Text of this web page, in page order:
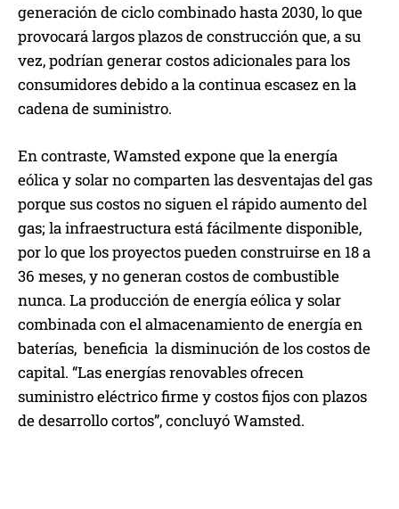
generación de ciclo combinado hasta 2030, lo que
provocará largos plazos de construcción que, a su
vez, podrían generar costos adicionales para los
consumidores debido a la continua escasez en la
cadena de suministro.
En contraste, Wamsted expone que la energía
eólica y solar no comparten las desventajas del gas
porque sus costos no siguen el rápido aumento del
gas; la infraestructura está fácilmente disponible,
por lo que los proyectos pueden construirse en 18 a
36 meses, y no generan costos de combustible
nunca. La producción de energía eólica y solar
combinada con el almacenamiento de energía en
baterías, beneficia la disminución de los costos de
capital. “Las energías renovables ofrecen
suministro eléctrico firme y costos fijos con plazos
de desarrollo cortos”, concluyó Wamsted.